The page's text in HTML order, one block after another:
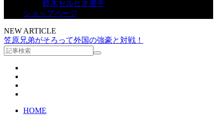
鈴木セルヒオ選手
ショップページ
NEW ARTICLE
笠原兄弟がそろって外国の強豪と対戦！
HOME